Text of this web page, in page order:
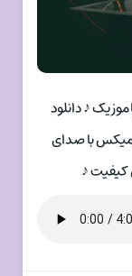
♪ دانلود
با صدای
کیفیت ♪